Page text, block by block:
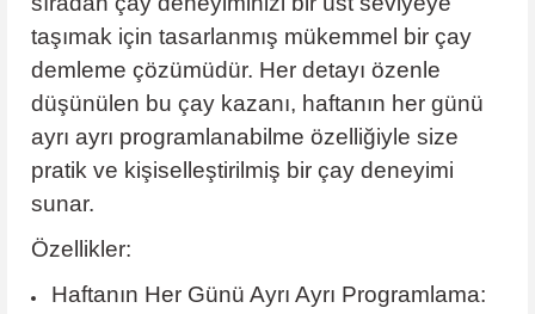
taşımak için tasarlanmış mükemmel bir çay
demleme çözümüdür. Her detayı özenle
düşünülen bu çay kazanı, haftanın her günü
ayrı ayrı programlanabilme özelliğiyle size
pratik ve kişiselleştirilmiş bir çay deneyimi
sunar.
Özellikler:
Haftanın Her Günü Ayrı Ayrı Programlama: